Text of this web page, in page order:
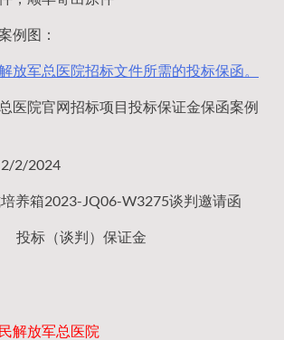
例图：
医院官网招标项目投标保证金保函案例
2/2024
养箱2023-JQ06-W3275谈判邀请函
投标（谈判）保证金
解放军总医院